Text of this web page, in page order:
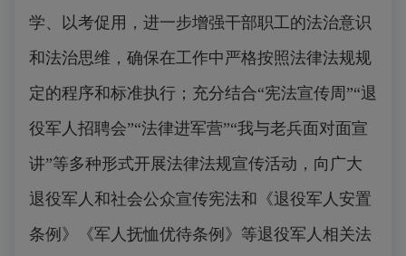
学、以考促用，进一步增强干部职工的法治意识
和法治思维，确保在工作中严格按照法律法规规
定的程序和标准执行；充分结合“宪法宣传周”“退
役军人招聘会”“法律进军营”“我与老兵面对面宣
讲”等多种形式开展法律法规宣传活动，向广大
退役军人和社会公众宣传宪法和《退役军人安置
条例》《军人抚恤优待条例》等退役军人相关法